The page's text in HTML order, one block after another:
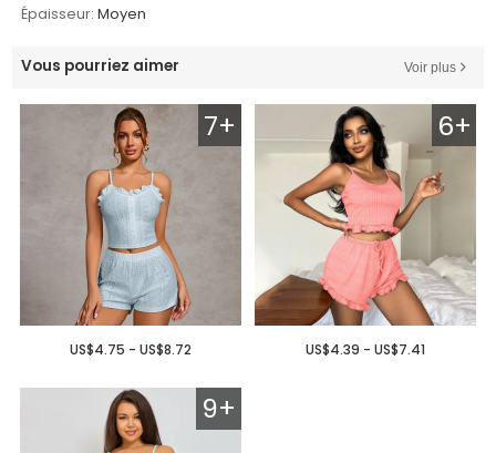
Épaisseur: Moyen
Vous pourriez aimer Voir plus
7+
US$4.75 - US$8.72
6+
US$4.39 - US$7.41
9+